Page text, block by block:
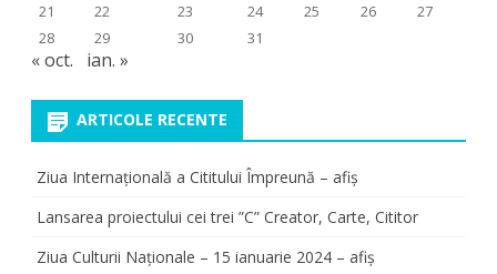
21
22 23 24 25 26
27
28
29 30 31
« oct. ian. »
ARTICOLE RECENTE
Ziua Internațională a Cititului Împreună – afiș
Lansarea proiectului cei trei ”C” Creator, Carte, Cititor
Ziua Culturii Naționale – 15 ianuarie 2024 – afiș